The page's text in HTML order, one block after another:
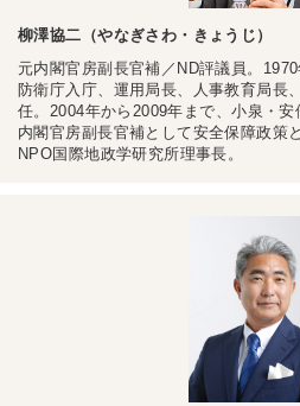
柳澤協二（やなぎさわ・きょうじ）
元内閣官房副長官補／ND評議員。
防衛庁入庁、運用局長、人事教育局長
任。2004年から2009年まで、小泉・
内閣官房副長官補として安全保障政策
NPO国際地政学研究所理事長。